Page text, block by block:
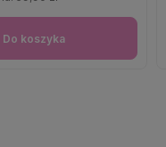
Do koszyka